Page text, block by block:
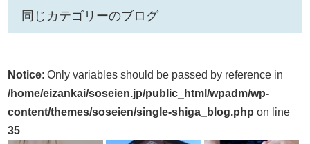
同じカテゴリーのブログ
Notice: Only variables should be passed by reference in
/home/eizankai/soseien.jp/public_html/wpadm/wp-
content/themes/soseien/single-shiga_blog.php on line
35